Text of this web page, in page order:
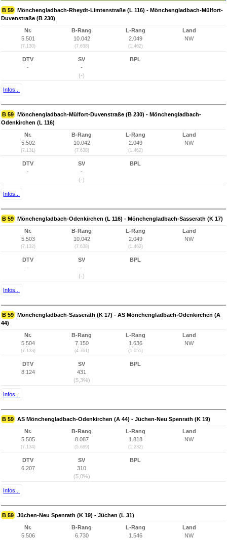
B 59 Mönchengladbach-Rheydt-Limtenstraße (L 116) - Mönchengladbach-Mülfort-
Duvenstraße (B 230)
Nr.
5.501
(7.130)
B-Rang
10.042
(7.638)
L-Rang
2.049
(1.462)
Land
NW
DTV
-
SV
-
(-)
BPL
Infos...
B 59 Mönchengladbach-Mülfort-Duvenstraße (B 230) - Mönchengladbach-
Odenkirchen (L 116)
Nr.
5.502
(7.131)
B-Rang
10.042
(7.638)
L-Rang
2.049
(1.462)
Land
NW
DTV
-
SV
-
(-)
BPL
Infos...
B 59 Mönchengladbach-Odenkirchen (L 116) - Mönchengladbach-Sasserath (K 17)
Nr.
5.503
(7.132)
B-Rang
10.042
(7.638)
L-Rang
2.049
(1.462)
Land
NW
DTV
-
SV
-
(-)
BPL
Infos...
B 59 Mönchengladbach-Sasserath (K 17) - AS Mönchengladbach-Odenkirchen (A
44)
Nr.
5.504
(7.133)
B-Rang
7.150
(4.761)
L-Rang
1.636
(1.051)
Land
NW
DTV
8.124
SV
431
(5,3%)
BPL
Infos...
B 59 AS Mönchengladbach-Odenkirchen (A 44) - Jüchen-Neu Spenrath (K 19)
Nr.
5.505
(7.134)
B-Rang
8.087
(5.689)
L-Rang
1.818
(1.232)
Land
NW
DTV
6.207
SV
310
(5,0%)
BPL
Infos...
B 59 Jüchen-Neu Spenrath (K 19) - Jüchen (L 31)
Nr.
5.506
B-Rang
6.730
L-Rang
1.546
Land
NW